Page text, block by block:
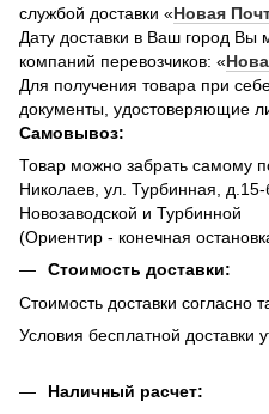
службой доставки «Новая
Дату доставки в Ваш город Вы
компаний перевозчиков: «
Для получения товара при
документы, удостоверяющие
Самовывоз:
Товар можно забрать самому
Николаев, ул. Турбинная,
Новозаводской и Турбинной
(Ориентир - конечная
Стоимость доставки:
Стоимость доставки согласно
Условия бесплатной доставки
Наличный расчет: